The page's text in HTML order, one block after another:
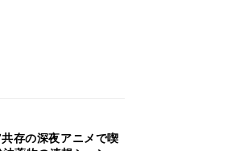
共存の深夜アニメで喫